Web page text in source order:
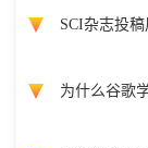
SCI杂志投
为什么谷歌